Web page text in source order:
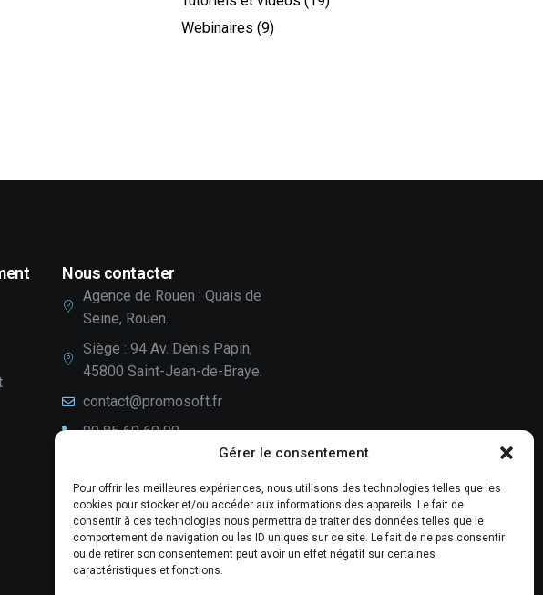
Gérer le consentement
Pour offrir les meilleures expériences, nous utilisons des technologies telles que les
cookies pour stocker et/ou accéder aux informations des appareils. Le fait de
consentir à ces technologies nous permettra de traiter des données telles que le
comportement de navigation ou les ID uniques sur ce site. Le fait de ne pas consentir
ou de retirer son consentement peut avoir un effet négatif sur certaines
caractéristiques et fonctions.
Webinaires (9)
Nous contacter
Agence de Rouen : Quais de
Seine, Rouen.
Siège : 94 Av. Denis Papin,
45800 Saint-Jean-de-Braye.
contact@promosoft.fr
09 85 60 60 00
Youtube
Votre avis compte !
Laissez-nous un avis.